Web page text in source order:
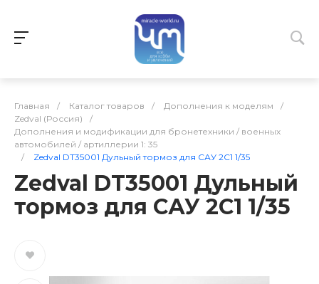
Главная / Каталог товаров / Дополнения к моделям
/
Zedval (Россия)
/
Дополнения и модификации для бронетехники / военных
автомобилей / артиллерии 1: 35
/
Zedval DT35001 Дульный тормоз для САУ 2С1 1/35
Zedval DT35001 Дульный
тормоз для САУ 2С1 1/35